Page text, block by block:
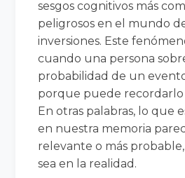
sesgos cognitivos más
peligrosos en el mundo
inversiones. Este
cuando una persona
probabilidad de un
porque puede recordarlo
En otras palabras, lo que
en nuestra memoria
relevante o más
sea en la realidad.